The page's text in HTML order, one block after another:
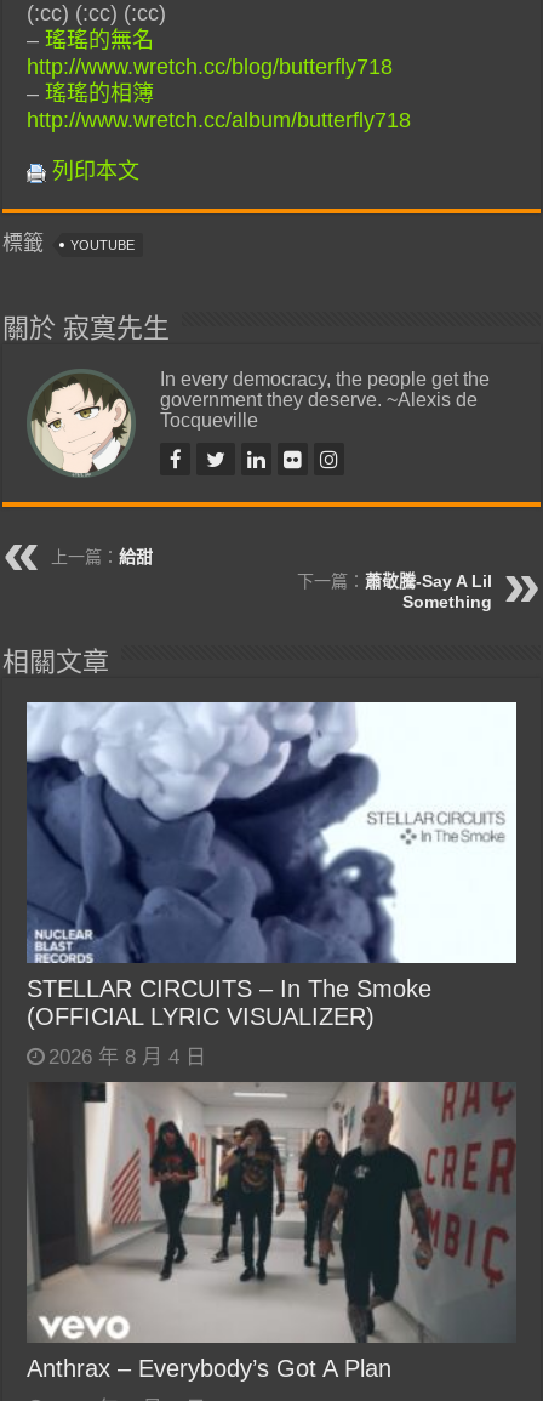
(:cc) (:cc) (:cc)
–瑤瑤的無名
http://www.wretch.cc/blog/butterfly718
–瑤瑤的相簿
http://www.wretch.cc/album/butterfly718
列印本文
標籤 YOUTUBE
關於 寂寞先生
In every democracy, the people get the
government they deserve. ~Alexis de
Tocqueville
上一篇：給甜
下一篇： 蕭敬騰-Say A Lil
Something
相關文章
STELLAR CIRCUITS – In The Smoke
(OFFICIAL LYRIC VISUALIZER)
2026 年 8 月 4 日
Anthrax – Everybody’s Got A Plan